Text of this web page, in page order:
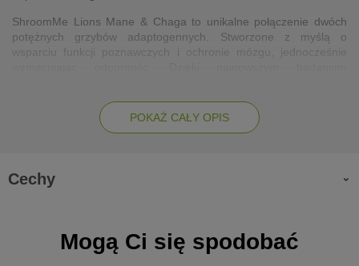
ShroomMe Lions Mane & Chaga to unikalne połączenie dwóch
potężnych grzybów adaptogennych. Stworzone z myślą o
wsparciu funkcji poznawczych i ochronie mózgu, jednocześnie
neuroprotekcyjne, wspiera koncentrację i wyostrza umysł,
chaga działa antyoksydacyjnie, chroniąc neurony przed
uszkodzeniem, jest źródłem prozdrowotnych związków,
POKAŻ CAŁY OPIS
Cechy
Mogą Ci się spodobać